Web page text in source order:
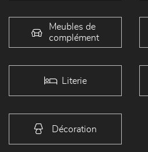
Meubles de
complément
Literie
Décoration